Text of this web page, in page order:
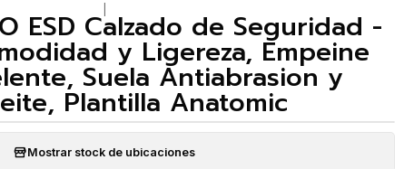
ESD Calzado de Seguridad -
y Ligereza, Empeine
Suela Antiabrasion y
Plantilla Anatomic
Mostrar stock de ubicaciones